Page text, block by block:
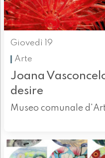
Giovedì 19
Arte
Joana
desire
Museo comunale